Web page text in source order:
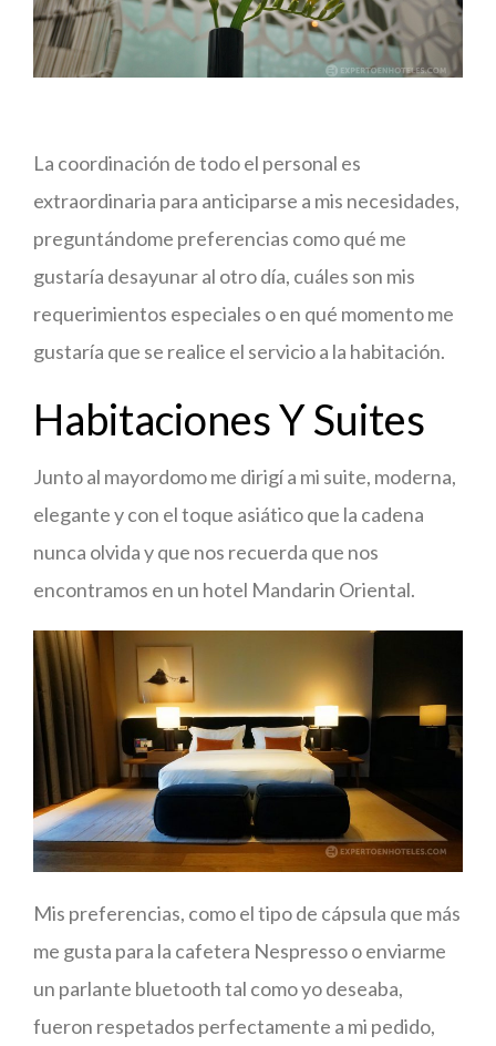
La coordinación de todo el personal es
extraordinaria para anticiparse a mis necesidades,
preguntándome preferencias como qué me
gustaría desayunar al otro día, cuáles son mis
requerimientos especiales o en qué momento me
gustaría que se realice el servicio a la habitación.
Habitaciones Y Suites
Junto al mayordomo me dirigí a mi suite, moderna,
elegante y con el toque asiático que la cadena
nunca olvida y que nos recuerda que nos
encontramos en un hotel Mandarin Oriental.
Mis preferencias, como el tipo de cápsula que más
me gusta para la cafetera Nespresso o enviarme
un parlante bluetooth tal como yo deseaba,
fueron respetados perfectamente a mi pedido,